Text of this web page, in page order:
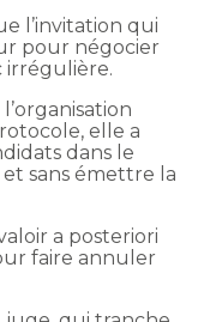
l’invitation qui
pour négocier
irrégulière.
elle a
dans le
sans émettre la
a posteriori
faire annuler